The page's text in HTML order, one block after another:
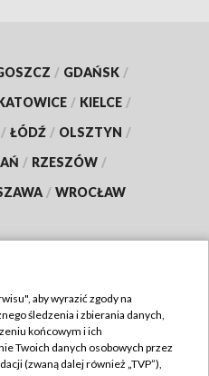
/ GDAŃSK /
/ KIELCE /
/ ŁÓDŹ / OLSZTYN /
/ RZESZÓW /
/ WROCŁAW
TVP
aby wyrazić zgody na
śledzenia i zbierania danych,
końcowym i ich
Twoich danych osobowych przez
(zwaną dalej również „TVP”),